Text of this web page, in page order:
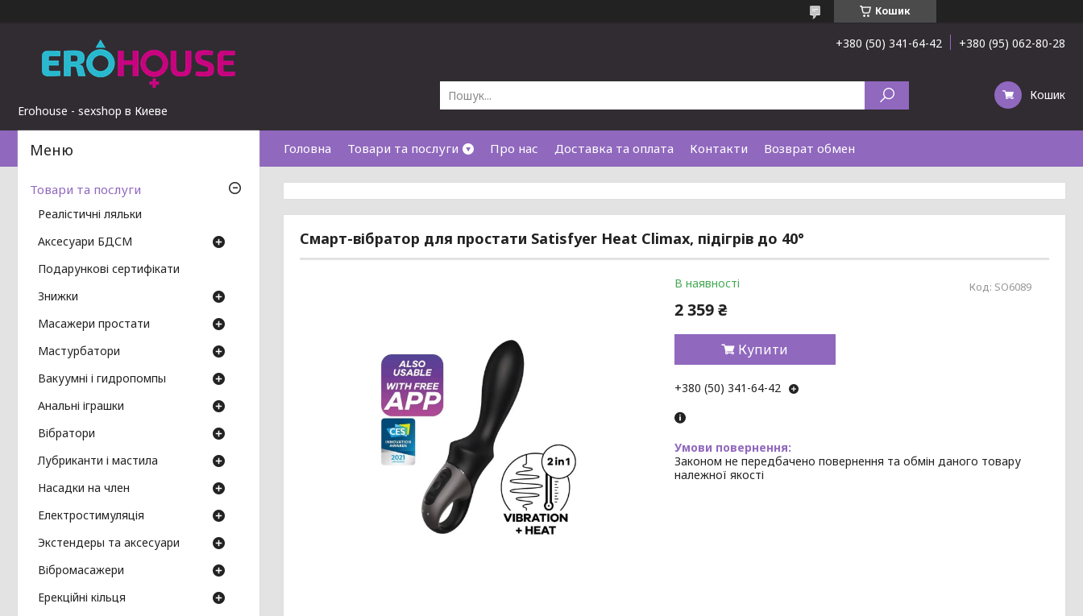
Кошик
Erohouse - sexshop в Киеве
+380 (50) 341-64-42 +380 (95) 062-80-28
Кошик
Головна Товари та послуги Про нас Доставка та оплата Контакти Возврат обмен
Смарт-вібратор для простати Satisfyer Heat Climax, підігрів до 40°
В наявності Код: SO6089
2 359 ₴
Купити
+380 (50) 341-64-42
Законом не передбачено повернення та обмін даного товару
належної якості
Товари та послуги
Реалістичні ляльки
Аксесуари БДСМ
Подарункові сертифікати
Знижки
Масажери простати
Мастурбатори
Вакуумні і гидропомпы
Анальні іграшки
Вібратори
Лубриканти і мастила
Насадки на член
Електростимуляція
Экстендеры та аксесуари
Вібромасажери
Ерекційні кільця